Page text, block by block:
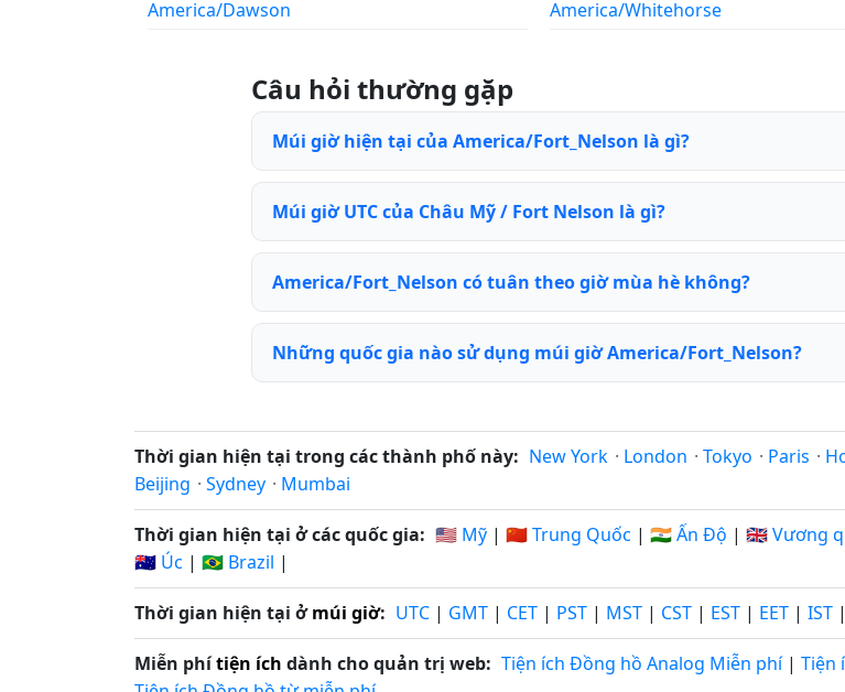
America/Dawson
America/Whitehorse
Câu hỏi thường gặp
Múi giờ hiện tại của America/Fort_Nelson là gì?
Múi giờ UTC của Châu Mỹ / Fort Nelson là gì?
America/Fort_Nelson có tuân theo giờ mùa hè không?
Những quốc gia nào sử dụng múi giờ America/Fort_Nelson?
Thời gian hiện tại trong các thành phố này: New York · London · Tokyo · Paris ·
Beijing · Sydney · Mumbai
Thời gian hiện tại ở các quốc gia: 🇺🇸 Mỹ | 🇨🇳 Trung Quốc | 🇮🇳 Ấn Độ | 🇬🇧 Vương
🇦🇺 Úc | 🇧🇷 Brazil |
Thời gian hiện tại ởmúi giờ: UTC | GMT | CET | PST | MST | CST | EST | EET | IST |
Miễn phítiện ích dành cho quản trị web: Tiện ích Đồng hồ Analog Miễn phí| Tiện